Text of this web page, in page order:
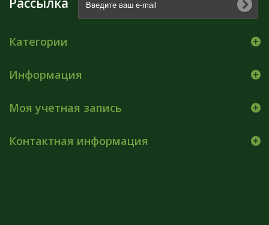
Категории
Информация
Моя учетная запись
Контактная информация